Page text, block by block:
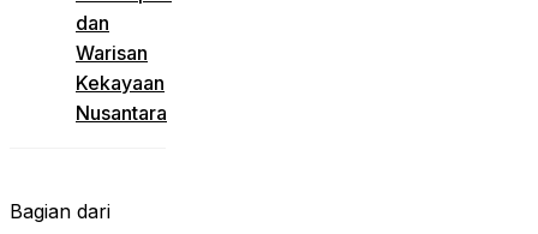
dan
Warisan
Kekayaan
Nusantara
Bagian dari